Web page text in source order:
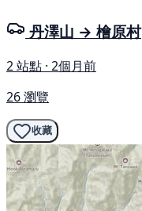
丹澤山 → 檜原村
2 站點 · 2個月前
26 瀏覽
收藏